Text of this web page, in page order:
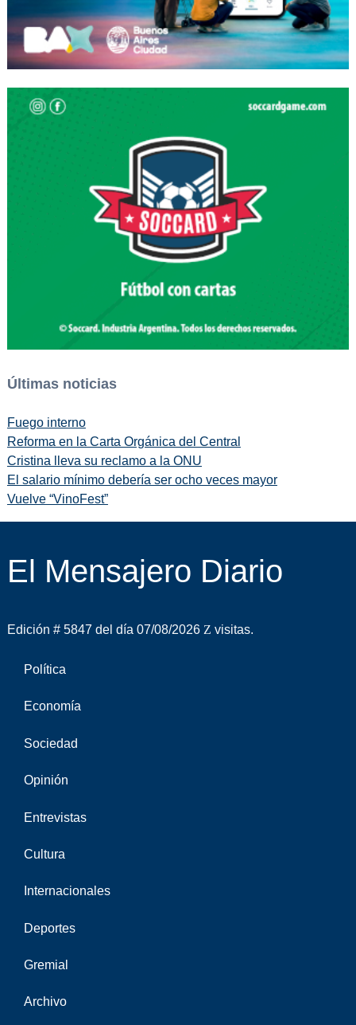
Últimas noticias
Fuego interno
Reforma en la Carta Orgánica del Central
Cristina lleva su reclamo a la ONU
El salario mínimo debería ser ocho veces mayor
Vuelve “VinoFest”
El Mensajero Diario
Edición # 5847 del día 07/08/2026 visitas.
Política
Economía
Sociedad
Opinión
Entrevistas
Cultura
Internacionales
Deportes
Gremial
Archivo